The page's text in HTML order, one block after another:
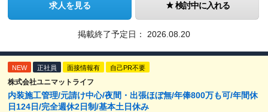
求人を見る 検討中に入れる
掲載終了予定日： 2026.08.20
NEW 正社員 面接情報有 自己PR不要
株式会社ユニマットライフ
内装施工管理/元請け中心/夜間・出張ほぼ無/年俸800万も可/年間休
日124日/完全週休2日制/基本土日休み